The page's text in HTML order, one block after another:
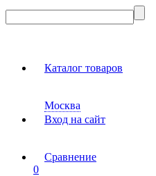
Каталог товаров
Москва
Вход на сайт
Сравнение
0